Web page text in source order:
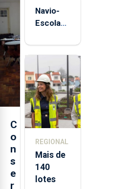
C
o
n
s
e
r
Navio-
Escola
está de
aos
Açores
REGIONAL
Mais de
140
lotes